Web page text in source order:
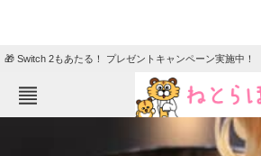
🎁 Switch 2もあたる！ プレゼントキャンペーン実施中！
ニュース